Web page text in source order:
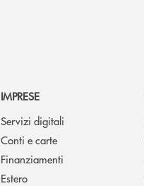
IMPRESE
Servizi digitali
Conti e carte
Finanziamenti
Estero